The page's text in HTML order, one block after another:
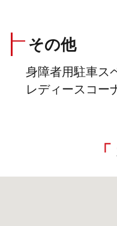
その他
身障者用駐車ス
レディースコー